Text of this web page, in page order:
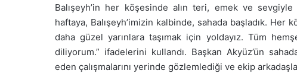
Balışeyh’in her köşesinde alın teri, emek ve
haftaya, Balışeyh’imizin kalbinde, sahada başladık.
daha güzel yarınlara taşımak için yoldayız. Tüm
diliyorum.” ifadelerini kullandı. Başkan Akyüz’ün
eden çalışmalarını yerinde gözlemlediği ve ekip